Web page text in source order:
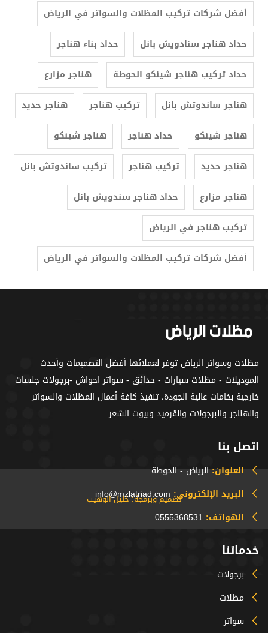
أفضل شركات تركيب المظلات والسواتر في الرياض
حداد هناجر سنادويش بانل
حداد بناء هناجر
حداد تركيب هناجر شينكو الحوطة
هناجر مزارع
هناجر ساندوتش بانل
تركيب هناجر
هناجر حديد
هناجر شينكو
حداد هناجر
هناجر شينكو
هناجر حديد
تركيب هناجر
تركيب ساندوتش بانل
هناجر مزارع
حداد هناجر سندويش بانل
ترکیب هناجر في الرياض
أفضل شركات تركيب المظلات والسواتر في الرياض
مظلات وسواتر الرياض توفر لعملائها أفضل التصميمات وأحدث
الموديلات - مظلات سيارات - حدائق - سواتر احواش -برجولات جلسات
خارجية بخامات عالية الجودة، تنفيذ كافة أعمال المظلات والسواتر
والهناجر والبرجولات والقرميد وبيوت الشعر.
اتصل بنا
العنوان:الرياض - الحوطة
البريد الإلكتروني:info@mzlatriad.com
الهواتف: 0555368531
خدماتنا
برجولات
مظلات
سواتر
تصميم وبرمجة: خليل الوهيب